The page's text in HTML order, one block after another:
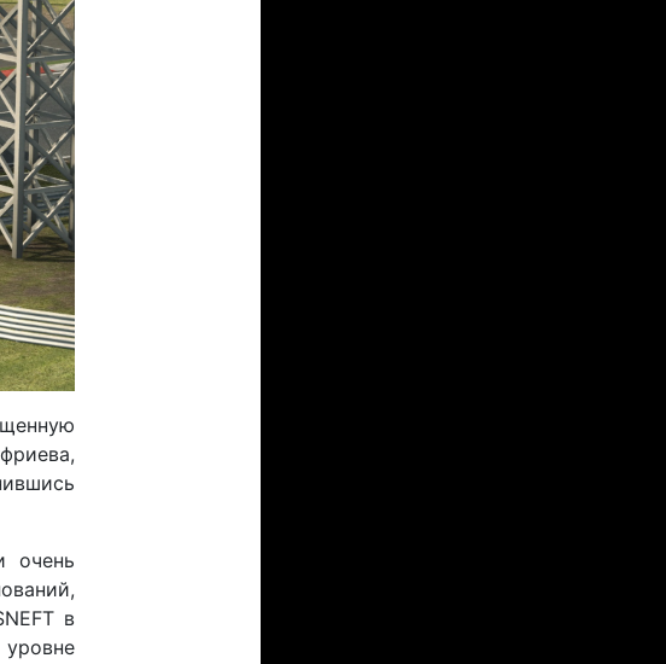
очень
в